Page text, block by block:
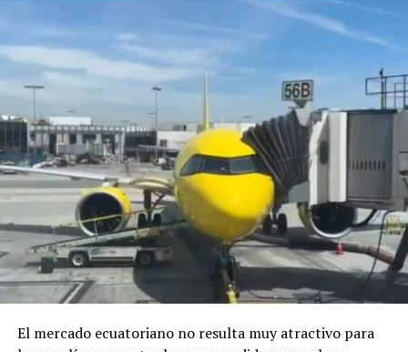
El mercado ecuatoriano no resulta muy atractivo para